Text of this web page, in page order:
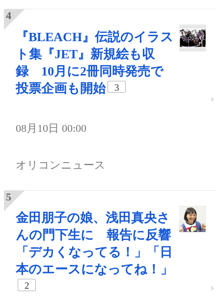
『BLEACH』伝説のイラス
ト集『JET』新規絵も収
録 10月に2冊同時発売で
投票企画も開始
3
08月10日 00:00
オリコンニュース
金田朋子の娘、浅田真央さ
んの門下生に 報告に反響
「デカくなってる！」「日
本のエースになってね！」
2